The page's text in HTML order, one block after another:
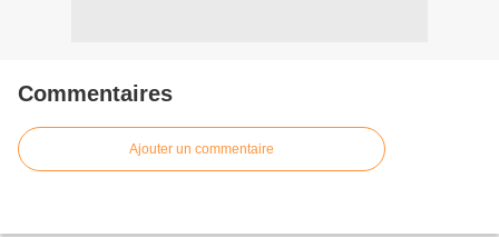
Commentaires
Ajouter un commentaire